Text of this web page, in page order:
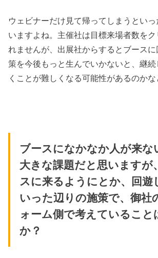
ウェビナーだけ見て帰ってしまうとい
いますよね。主催社は目標来場者数を
れませんが、出展社からするとブース
策を今後もっと生んでいかないと、継
くことが難しくなる可能性があるのかな
ブースになかなか人が来な
大きな課題だと思いますが
スに来るようにとか、回遊
いった辺りの施策で、御社
ォーム側で考えていること
か？